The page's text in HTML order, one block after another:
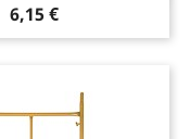
Preço
6,15 €